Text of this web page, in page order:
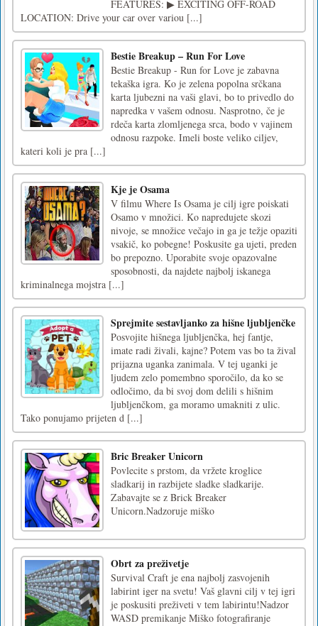
FEATURES: ▶ EXCITING OFF-ROAD
LOCATION: Drive your car over variou [...]
Bestie Breakup – Run For Love
Bestie Breakup - Run for Love je zabavna
tekaška igra. Ko je zelena popolna srčkana
karta ljubezni na vaši glavi, bo to privedlo do
napredka v vašem odnosu. Nasprotno, če je
rdeča karta zlomljenega srca, bodo v vajinem
odnosu razpoke. Imeli boste veliko ciljev,
kateri koli je pra [...]
Kje je Osama
V filmu Where Is Osama je cilj igre poiskati
Osamo v množici. Ko napredujete skozi
nivoje, se množice večajo in ga je težje opaziti
vsakič, ko pobegne! Poskusite ga ujeti, preden
bo prepozno. Uporabite svoje opazovalne
sposobnosti, da najdete najbolj iskanega
kriminalnega mojstra [...]
Sprejmite sestavljanko za hišne ljubljenčke
Posvojite hišnega ljubljenčka, hej fantje,
imate radi živali, kajne? Potem vas bo ta žival
prijazna uganka zanimala. V tej uganki je
ljudem zelo pomembno sporočilo, da ko se
odločimo, da bi svoj dom delili s hišnim
ljubljenčkom, ga moramo umakniti z ulic.
Tako ponujamo prijeten d [...]
Bric Breaker Unicorn
Povlecite s prstom, da vržete kroglice
sladkarij in razbijete sladke sladkarije.
Zabavajte se z Brick Breaker
Unicorn.Nadzoruje miško
Obrt za preživetje
Survival Craft je ena najbolj zasvojenih
labirint iger na svetu! Vaš glavni cilj v tej igri
je poskusiti preživeti v tem labirintu!Nadzor
WASD premikanje Miško fotografiranje